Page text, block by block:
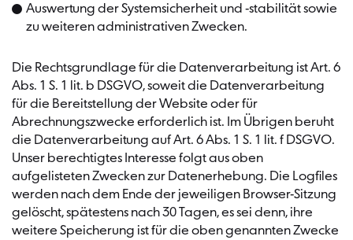
Auswertung der Systemsicherheit und -stabilität sowie
zu weiteren administrativen Zwecken.
Die Rechtsgrundlage für die Datenverarbeitung ist Art. 6
Abs. 1 S. 1 lit. b DSGVO, soweit die Datenverarbeitung
für die Bereitstellung der Website oder für
Abrechnungszwecke erforderlich ist. Im Übrigen beruht
die Datenverarbeitung auf Art. 6 Abs. 1 S. 1 lit. f DSGVO.
Unser berechtigtes Interesse folgt aus oben
aufgelisteten Zwecken zur Datenerhebung. Die Logfiles
werden nach dem Ende der jeweiligen Browser-Sitzung
gelöscht, spätestens nach 30 Tagen, es sei denn, ihre
weitere Speicherung ist für die oben genannten Zwecke